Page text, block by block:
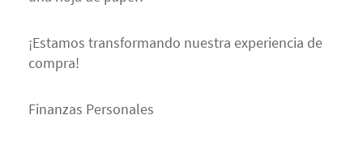
¡Estamos transformando nuestra experiencia de
compra!
Finanzas Personales